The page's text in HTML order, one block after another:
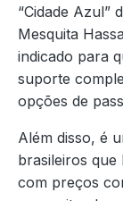
“Cidade Azul”
Mesquita
indicado para
suporte
opções de
Além disso, é
brasileiros que
com preços